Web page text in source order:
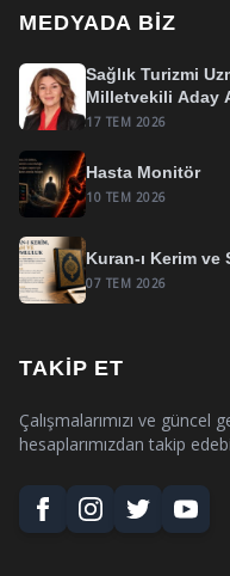
MEDYADA BIZ
Sağlık Turizmi
Milletvekili Aday
17 TEM 2026
Hasta Monitör
10 TEM 2026
Kuran-ı Kerim ve
07 TEM 2026
TAKIP ET
Çalışmalarımızı ve
hesaplarımızdan takip